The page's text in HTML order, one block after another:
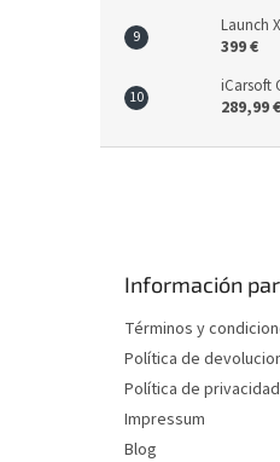
Launch
399 €
iCarsoft
289,99 €
Información
Términos y
Política de
Política de privacidad
Impressum
Blog